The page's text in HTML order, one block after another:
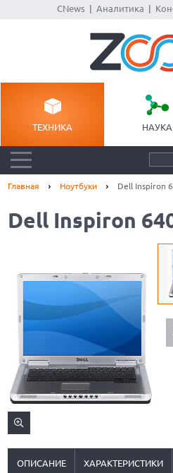
CNews| Аналитика
ТЕХНИКА НАУКА
Главная Ноутбуки Dell Inspiron
Dell Inspiron
ОПИСАНИЕ ХАРАКТЕРИСТИКИ